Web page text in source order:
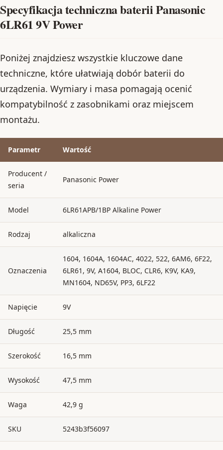
Specyfikacja techniczna baterii Panasonic
6LR61 9V Power
Poniżej znajdziesz wszystkie kluczowe dane
techniczne, które ułatwiają dobór baterii do
urządzenia. Wymiary i masa pomagają ocenić
kompatybilność z zasobnikami oraz miejscem
montażu.
Parametr Wartość
Producent /
seria
Panasonic Power
Model 6LR61APB/1BP Alkaline Power
Rodzaj alkaliczna
Oznaczenia
1604, 1604A, 1604AC, 4022, 522, 6AM6, 6F22,
6LR61, 9V, A1604, BLOC, CLR6, K9V, KA9,
MN1604, ND65V, PP3, 6LF22
Napięcie 9V
Długość 25,5 mm
Szerokość 16,5 mm
Wysokość 47,5 mm
Waga 42,9 g
SKU 5243b3f56097